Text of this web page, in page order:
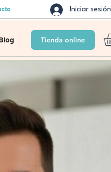
Iniciar sesión
Tienda online